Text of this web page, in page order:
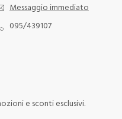
Messaggio immediato
095/439107
e sconti esclusivi.